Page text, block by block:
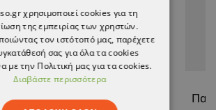
χρησιμοποιεί cookies για τη
της εμπειρίας των χρηστών.
τον ιστότοπό μας, παρέχετε
σας για όλα τα cookies
με την Πολιτική μας για τα cookies.
Διαβάστε περισσότερα